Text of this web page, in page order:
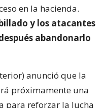
en la hacienda.
y los atacantes
abandonarlo
anunció que la
próximamente una
para reforzar la lucha